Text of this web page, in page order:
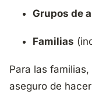
Grupos de
Familias
Para las
aseguro de